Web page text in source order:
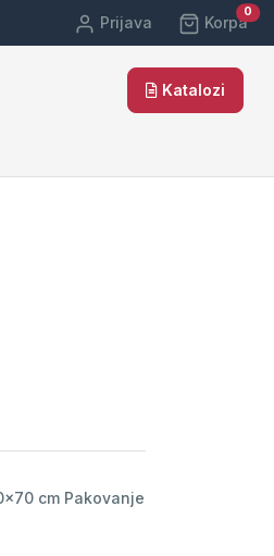
Prijava
0 cart
Korpa
Katalozi
cm Pakovanje